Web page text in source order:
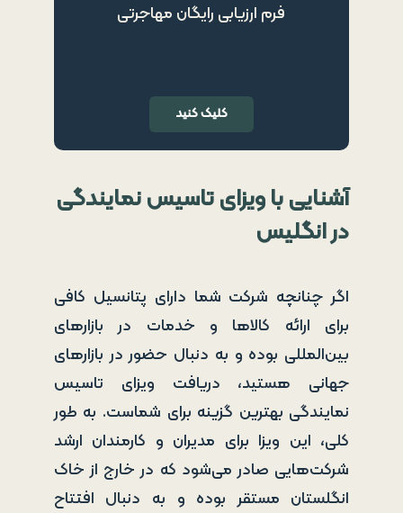
فرم ارزیابی رایگان مهاجرتی
کلیک کنید
آشنایی با ویزای تاسیس نمایندگی
در انگلیس
اگر چنانچه شرکت شما دارای پتانسیل کافی
برای ارائه کالاها و خدمات در بازارهای
بین‌المللی بوده و به دنبال حضور در بازارهای
جهانی هستید، دریافت ویزای تاسیس
نمایندگی بهترین گزینه برای شماست. به طور
کلی، این ویزا برای مدیران و کارمندان ارشد
شرکت‌هایی صادر می‌شود که در خارج از خاک
انگلستان مستقر بوده و به دنبال افتتاح